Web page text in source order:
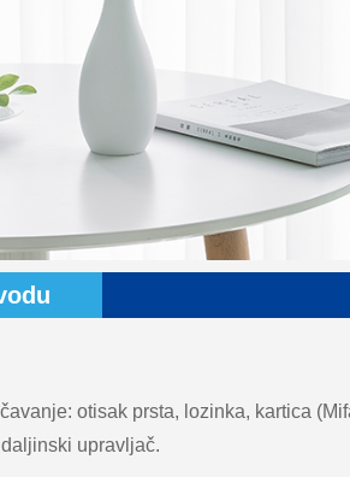
otisak prsta, lozinka, kartica
upravljač.